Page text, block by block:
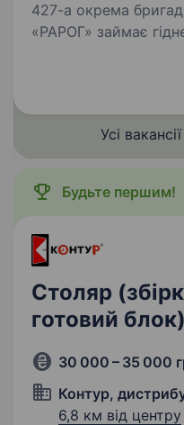
427-а окрема
«РАРОГ» займає
розвивається та
Усі
Будьте першим!
Столяр
готовий блок)
30 000 – 35 000
Контур,
6,8 км від центру